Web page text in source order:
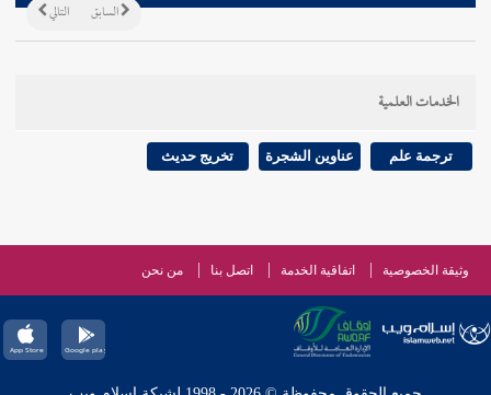
التالي السابق
الخدمات العلمية
ترجمة علم عناوين الشجرة تخريج حديث
وثيقة الخصوصية اتفاقية الخدمة اتصل بنا من نحن